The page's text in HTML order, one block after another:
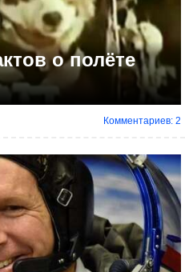
о полёте
Комментариев: 2